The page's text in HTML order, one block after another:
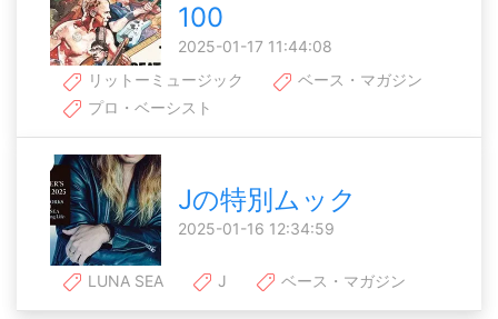
100
2025-01-17 11:44:08
リットーミュージック
ベース・マガジン
プロ・ベーシスト
Jの特別ムック
2025-01-16 12:34:59
LUNA SEA J ベース・マガジン